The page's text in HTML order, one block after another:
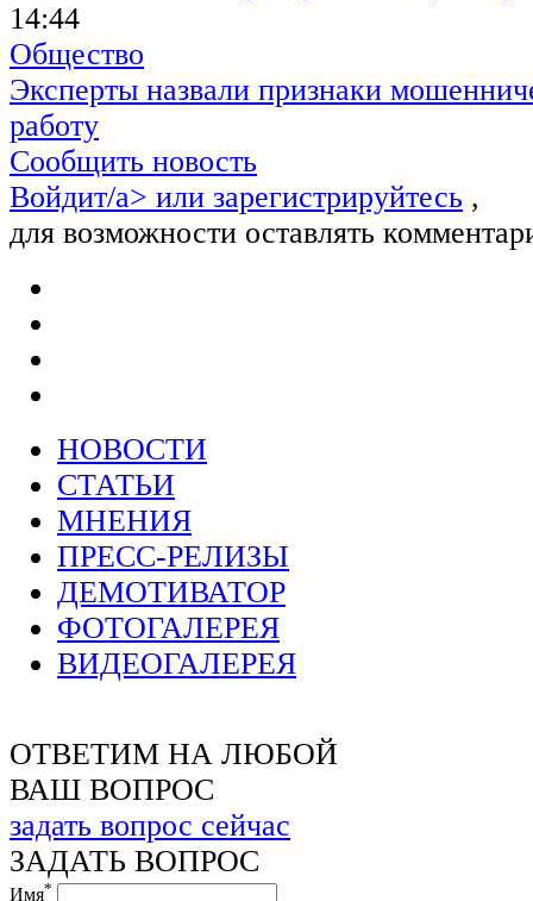
14:44
Общество
Эксперты назвали признаки
работу
Сообщить новость
Войдит/a> или зарегистрируйтесь ,
для возможности оставлять
НОВОСТИ
СТАТЬИ
МНЕНИЯ
ПРЕСС-РЕЛИЗЫ
ДЕМОТИВАТОР
ФОТОГАЛЕРЕЯ
ВИДЕОГАЛЕРЕЯ
ОТВЕТИМ НА ЛЮБОЙ
ВАШ ВОПРОС
задать вопрос сейчас
ЗАДАТЬ ВОПРОС
Имя*